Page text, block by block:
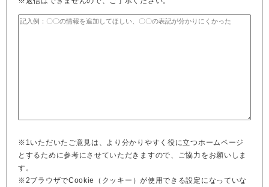
※1いただいたご意見は、より分かりやすく役に立つホームページ
とするために参考にさせていただきますので、ご協力をお願いしま
す。
※2ブラウザでCookie（クッキー）が使用できる設定になっていな